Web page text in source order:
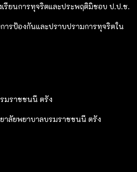
เรียนการทุจริตและประพฤติมิชอบ ป.ป.ช.
ารป้องกันและปราบปรามการทุจริตใน
มราชชนนี ตรัง
าลัยพยาบาลบรมราชชนนี ตรัง